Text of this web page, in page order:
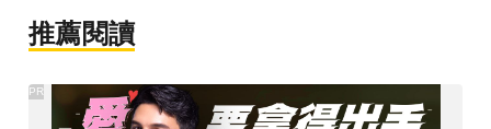
推薦閱讀
PR